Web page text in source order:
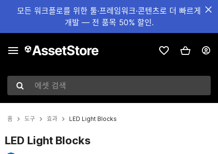
모든 워크플로를 위한 툴·프레임워크·콘텐츠로 더 빠르게
개발 — 전 품목 50% 할인.
에셋 검색
홈 도구 효과 LED Light Blocks
LED Light Blocks